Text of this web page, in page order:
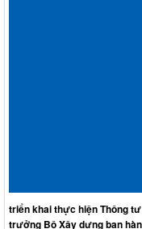
triển khai thực hiện Thông
trưởng Bộ Xây dựng ban